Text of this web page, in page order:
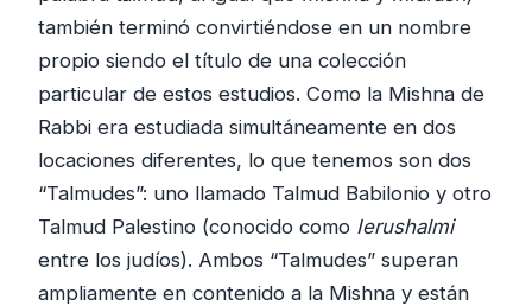
también terminó convirtiéndose en un nombre
propio siendo el título de una colección
particular de estos estudios. Como la Mishna de
Rabbi era estudiada simultáneamente en dos
locaciones diferentes, lo que tenemos son dos
“Talmudes”: uno llamado Talmud Babilonio y otro
Talmud Palestino (conocido como Ierushalmi
entre los judíos). Ambos “Talmudes” superan
ampliamente en contenido a la Mishna y están